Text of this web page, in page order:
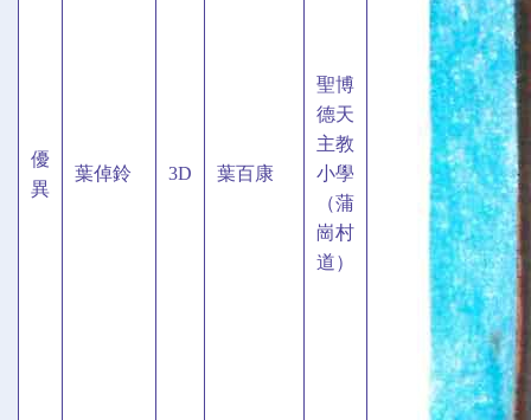
優
異
葉倬鈴 3D 葉百康
聖博
德天
主教
小學
（蒲
崗村
道）